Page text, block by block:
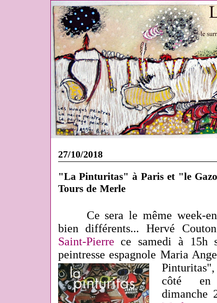
27/10/2018
"La Pinturitas" à Paris et "le
Tours de Merle
Ce sera le même week-
bien différents... Hervé
Saint-Pierre ce samedi à 15h
peintresse espagnole Maria
Pinturitas",
côté en
dimanche